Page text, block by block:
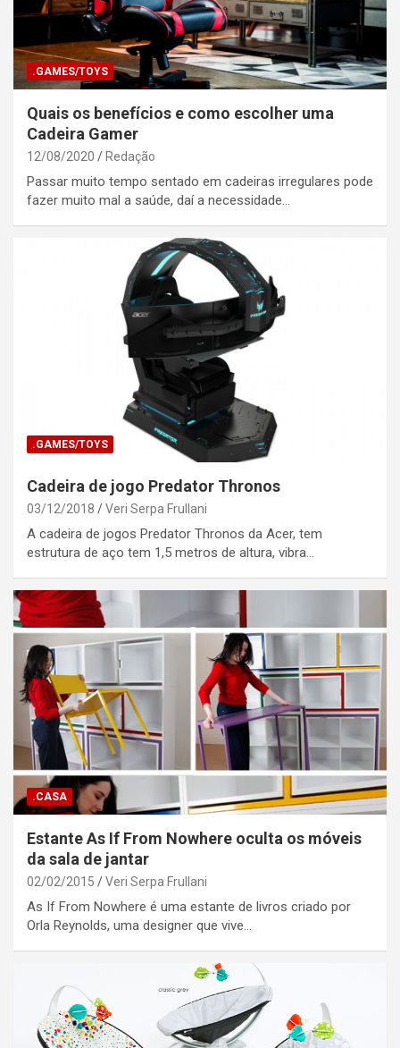
.GAMES/TOYS
Quais os benefícios e como escolher uma
Cadeira Gamer
12/08/2020 Redação
Passar muito tempo sentado em cadeiras irregulares pode
fazer muito mal a saúde, daí a necessidade…
.GAMES/TOYS
Cadeira de jogo Predator Thronos
03/12/2018 Veri Serpa Frullani
A cadeira de jogos Predator Thronos da Acer, tem
estrutura de aço tem 1,5 metros de altura, vibra…
.CASA
Estante As If From Nowhere oculta os móveis
da sala de jantar
02/02/2015 Veri Serpa Frullani
As If From Nowhere é uma estante de livros criado por
Orla Reynolds, uma designer que vive…